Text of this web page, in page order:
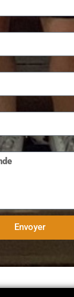
Envoyer